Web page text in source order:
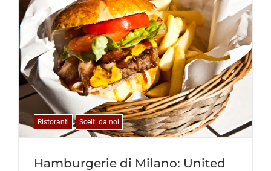
Hamburgerie di Milano: United
Ristoranti Scelti da noi